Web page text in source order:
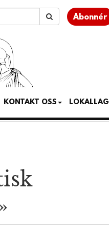
Abonnér
KONTAKT OSS LOKALLAG